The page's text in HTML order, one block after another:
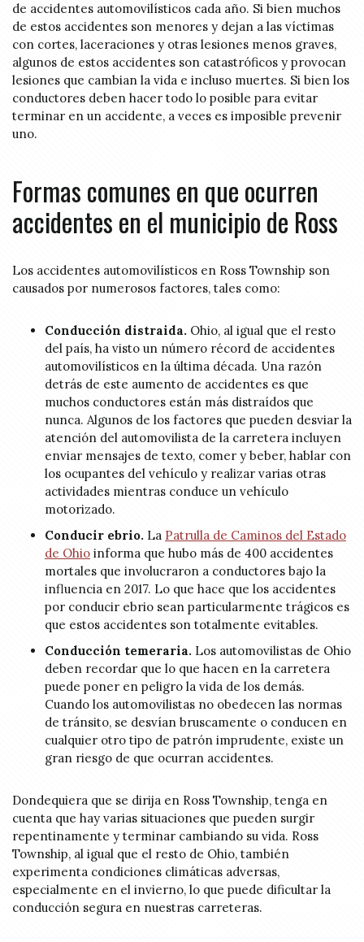
de accidentes automovilísticos cada año. Si bien muchos
de estos accidentes son menores y dejan a las víctimas
con cortes, laceraciones y otras lesiones menos graves,
algunos de estos accidentes son catastróficos y provocan
lesiones que cambian la vida e incluso muertes. Si bien los
conductores deben hacer todo lo posible para evitar
terminar en un accidente, a veces es imposible prevenir
uno.
Formas comunes en que ocurren
accidentes en el municipio de Ross
Los accidentes automovilísticos en Ross Township son
causados por numerosos factores, tales como:
Conducción distraida. Ohio, al igual que el resto
del país, ha visto un número récord de accidentes
automovilísticos en la última década. Una razón
detrás de este aumento de accidentes es que
muchos conductores están más distraídos que
nunca. Algunos de los factores que pueden desviar la
atención del automovilista de la carretera incluyen
enviar mensajes de texto, comer y beber, hablar con
los ocupantes del vehículo y realizar varias otras
actividades mientras conduce un vehículo
motorizado.
Conducir ebrio. La Patrulla de Caminos del Estado
de Ohio informa que hubo más de 400 accidentes
mortales que involucraron a conductores bajo la
influencia en 2017. Lo que hace que los accidentes
por conducir ebrio sean particularmente trágicos es
que estos accidentes son totalmente evitables.
Conducción temeraria. Los automovilistas de Ohio
deben recordar que lo que hacen en la carretera
puede poner en peligro la vida de los demás.
Cuando los automovilistas no obedecen las normas
de tránsito, se desvían bruscamente o conducen en
cualquier otro tipo de patrón imprudente, existe un
gran riesgo de que ocurran accidentes.
Dondequiera que se dirija en Ross Township, tenga en
cuenta que hay varias situaciones que pueden surgir
repentinamente y terminar cambiando su vida. Ross
Township, al igual que el resto de Ohio, también
experimenta condiciones climáticas adversas,
especialmente en el invierno, lo que puede dificultar la
conducción segura en nuestras carreteras.